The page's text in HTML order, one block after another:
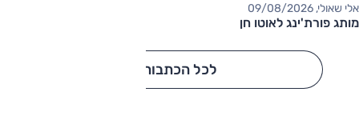
אלי שאולי, 09/08/2026
מותג פורת'ינג לאוטו חן
לכל הכתבות